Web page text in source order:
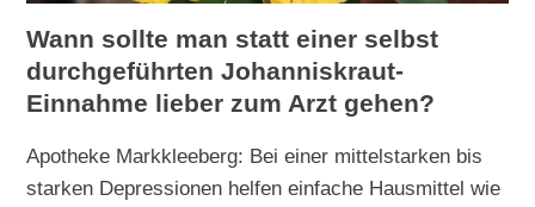
Wann sollte man statt einer selbst
durchgeführten Johanniskraut-
Einnahme lieber zum Arzt gehen?
Apotheke Markkleeberg: Bei einer mittelstarken bis
starken Depressionen helfen einfache Hausmittel wie